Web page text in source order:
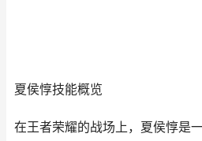
夏侯惇技能概览
在王者荣耀的战场上，夏侯惇是